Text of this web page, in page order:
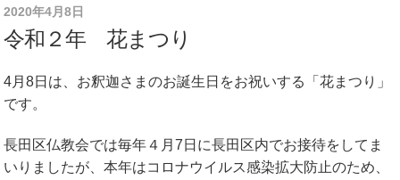
2020年4月8日
令和２年 花まつり
4月8日は、お釈迦さまのお誕生日をお祝いする「花まつり」
です。
長田区仏教会では毎年４月7日に長田区内でお接待をしてま
いりましたが、本年はコロナウイルス感染拡大防止のため、